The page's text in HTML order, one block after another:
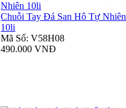
Chuỗi Tay Đá San Hô Tự Nhiên
10li
Mã Số: V58H08
490.000 VNĐ